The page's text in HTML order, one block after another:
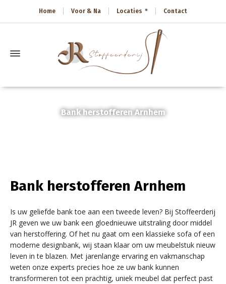
Home Voor & Na Locaties Contact
Bank herstofferen Arnhem
Bank herstofferen Arnhem
Is uw geliefde bank toe aan een tweede leven? Bij Stoffeerderij
JR geven we uw bank een gloednieuwe uitstraling door middel
van herstoffering. Of het nu gaat om een klassieke sofa of een
moderne designbank, wij staan klaar om uw meubelstuk nieuw
leven in te blazen. Met jarenlange ervaring en vakmanschap
weten onze experts precies hoe ze uw bank kunnen
transformeren tot een prachtig, uniek meubel dat perfect past